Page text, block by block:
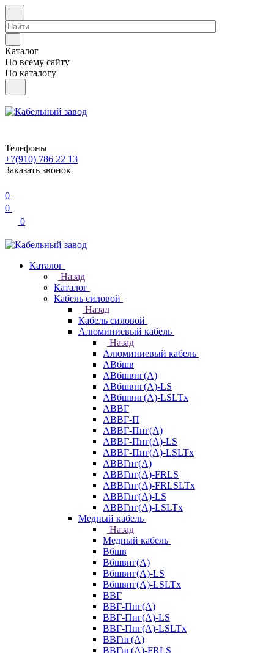
Каталог
По всему сайту
По каталогу
Телефоны
+7(910) 786 22 13
Заказать звонок
0
0
0
Каталог
Назад
Каталог
Кабель силовой
Назад
Кабель силовой
Алюминиевый кабель
Назад
Алюминиевый кабель
АВбшв
АВбшвнг(А)
АВбшвнг(А)-LS
АВбшвнг(А)-LSLTx
АВВГ
АВВГ-П
АВВГ-Пнг(А)
АВВГ-Пнг(А)-LS
АВВГ-Пнг(А)-LSLTx
АВВГнг(А)
АВВГнг(А)-FRLS
АВВГнг(А)-FRLSLTx
АВВГнг(А)-LS
АВВГнг(А)-LSLTx
Медный кабель
Назад
Медный кабель
Вбшв
Вбшвнг(А)
Вбшвнг(А)-LS
Вбшвнг(А)-LSLTx
ВВГ
ВВГ-Пнг(А)
ВВГ-Пнг(А)-LS
ВВГ-Пнг(А)-LSLTx
ВВГнг(А)
ВВГнг(А)-FRLS